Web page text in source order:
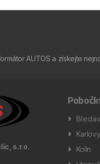
AUTOS a získejte
s.r.o.
Břeclav
Kolín